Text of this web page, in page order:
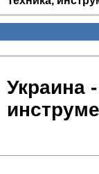
Украина